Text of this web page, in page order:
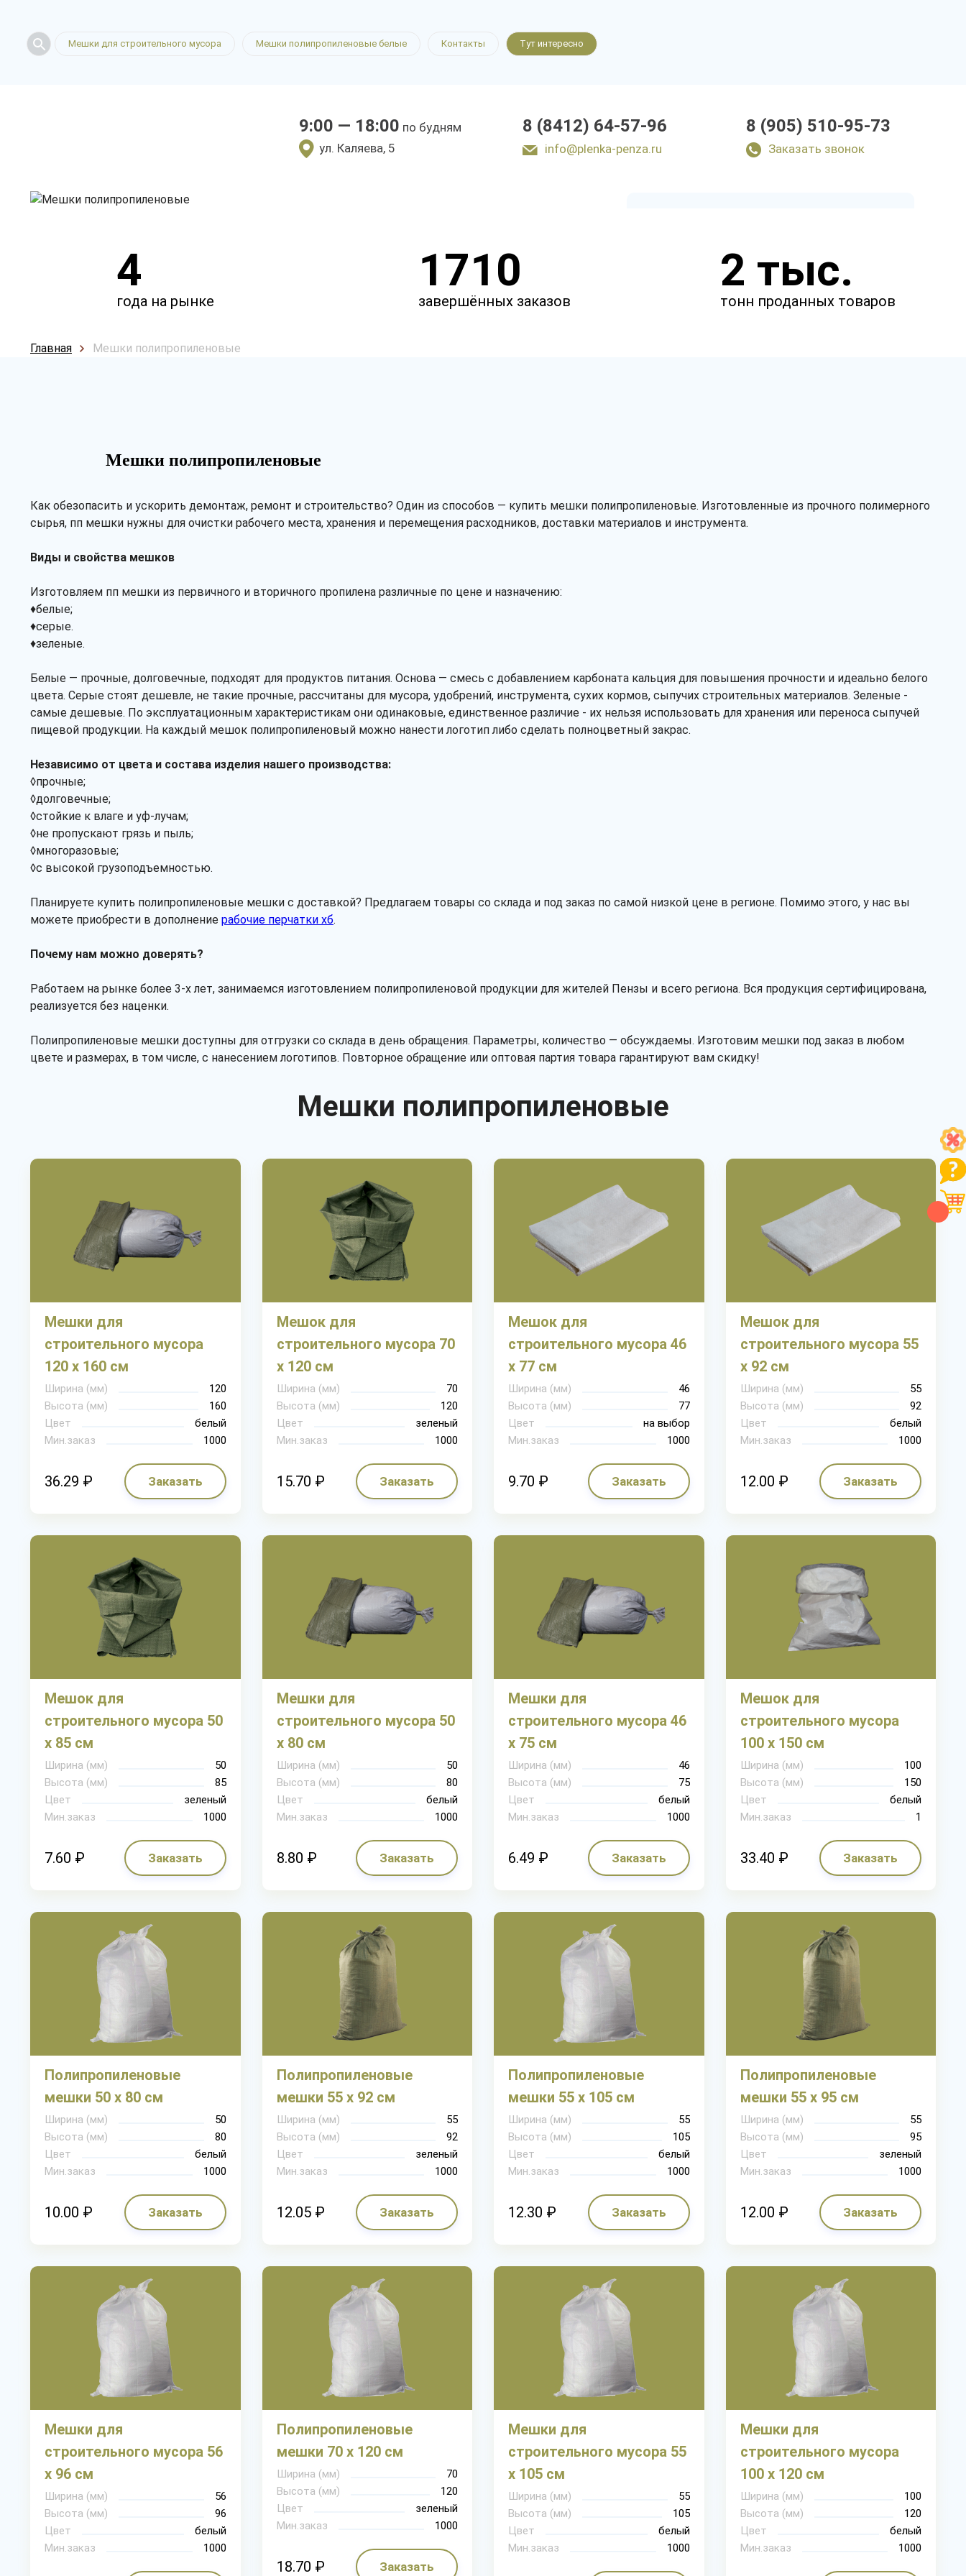
Мешки для строительного мусора Мешки полипропиленовые белые Контакты Тут интересно
9:00 — 18:00 по будням
ул. Каляева, 5
8 (8412) 64-57-96
info@plenka-penza.ru
8 (905) 510-95-73
Заказать звонок
только приятные цены
и через несколько минут наш
менеджер свяжется с вами.
Заказать звонок
4
года на рынке
1710
завершённых заказов
2 тыс.
тонн проданных товаров
Главная Мешки полипропиленовые
Мешки полипропиленовые
Как обезопасить и ускорить демонтаж, ремонт и строительство? Один из способов — купить мешки полипропиленовые. Изготовленные из прочного полимерного
сырья, пп мешки нужны для очистки рабочего места, хранения и перемещения расходников, доставки материалов и инструмента.
Виды и свойства мешков
Изготовляем пп мешки из первичного и вторичного пропилена различные по цене и назначению:
♦белые;
♦серые.
♦зеленые.
Белые — прочные, долговечные, подходят для продуктов питания. Основа — смесь с добавлением карбоната кальция для повышения прочности и идеально белого
цвета. Серые стоят дешевле, не такие прочные, рассчитаны для мусора, удобрений, инструмента, сухих кормов, сыпучих строительных материалов. Зеленые -
самые дешевые. По эксплуатационным характеристикам они одинаковые, единственное различие - их нельзя использовать для хранения или переноса сыпучей
пищевой продукции. На каждый мешок полипропиленовый можно нанести логотип либо сделать полноцветный закрас.
Независимо от цвета и состава изделия нашего производства:
◊прочные;
◊долговечные;
◊стойкие к влаге и уф-лучам;
◊не пропускают грязь и пыль;
◊многоразовые;
◊с высокой грузоподъемностью.
Планируете купить полипропиленовые мешки с доставкой? Предлагаем товары со склада и под заказ по самой низкой цене в регионе. Помимо этого, у нас вы
можете приобрести в дополнение рабочие перчатки хб.
Почему нам можно доверять?
Работаем на рынке более 3-х лет, занимаемся изготовлением полипропиленовой продукции для жителей Пензы и всего региона. Вся продукция сертифицирована,
реализуется без наценки.
Полипропиленовые мешки доступны для отгрузки со склада в день обращения. Параметры, количество — обсуждаемы. Изготовим мешки под заказ в любом
цвете и размерах, в том числе, с нанесением логотипов. Повторное обращение или оптовая партия товара гарантируют вам скидку!
Мешки полипропиленовые
Мешки для
строительного мусора
120 х 160 см
Ширина (мм)
120
Высота (мм)
160
Цвет
белый
Мин.заказ
1000
36.29 ₽ Заказать
Мешок для
строительного мусора 70
х 120 см
Ширина (мм)
70
Высота (мм)
120
Цвет
зеленый
Мин.заказ
1000
15.70 ₽ Заказать
Мешок для
строительного мусора 46
х 77 см
Ширина (мм)
46
Высота (мм)
77
Цвет
на выбор
Мин.заказ
1000
9.70 ₽ Заказать
Мешок для
строительного мусора 55
х 92 см
Ширина (мм)
55
Высота (мм)
92
Цвет
белый
Мин.заказ
1000
12.00 ₽ Заказать
Мешок для
строительного мусора 50
х 85 см
Ширина (мм)
50
Высота (мм)
85
Цвет
зеленый
Мин.заказ
1000
7.60 ₽ Заказать
Мешки для
строительного мусора 50
х 80 см
Ширина (мм)
50
Высота (мм)
80
Цвет
белый
Мин.заказ
1000
8.80 ₽ Заказать
Мешки для
строительного мусора 46
х 75 см
Ширина (мм)
46
Высота (мм)
75
Цвет
белый
Мин.заказ
1000
6.49 ₽ Заказать
Мешок для
строительного мусора
100 х 150 см
Ширина (мм)
100
Высота (мм)
150
Цвет
белый
Мин.заказ
1
33.40 ₽ Заказать
Полипропиленовые
мешки 50 х 80 см
Ширина (мм)
50
Высота (мм)
80
Цвет
белый
Мин.заказ
1000
10.00 ₽ Заказать
Полипропиленовые
мешки 55 х 92 см
Ширина (мм)
55
Высота (мм)
92
Цвет
зеленый
Мин.заказ
1000
12.05 ₽ Заказать
Полипропиленовые
мешки 55 х 105 см
Ширина (мм)
55
Высота (мм)
105
Цвет
белый
Мин.заказ
1000
12.30 ₽ Заказать
Полипропиленовые
мешки 55 х 95 см
Ширина (мм)
55
Высота (мм)
95
Цвет
зеленый
Мин.заказ
1000
12.00 ₽ Заказать
Мешки для
строительного мусора 56
х 96 см
Ширина (мм)
56
Высота (мм)
96
Цвет
белый
Мин.заказ
1000
Полипропиленовые
мешки 70 х 120 см
Ширина (мм)
70
Высота (мм)
120
Цвет
зеленый
Мин.заказ
1000
18.70 ₽ Заказать
Мешки для
строительного мусора 55
х 105 см
Ширина (мм)
55
Высота (мм)
105
Цвет
белый
Мин.заказ
1000
Мешки для
строительного мусора
100 х 120 см
Ширина (мм)
100
Высота (мм)
120
Цвет
белый
Мин.заказ
1000